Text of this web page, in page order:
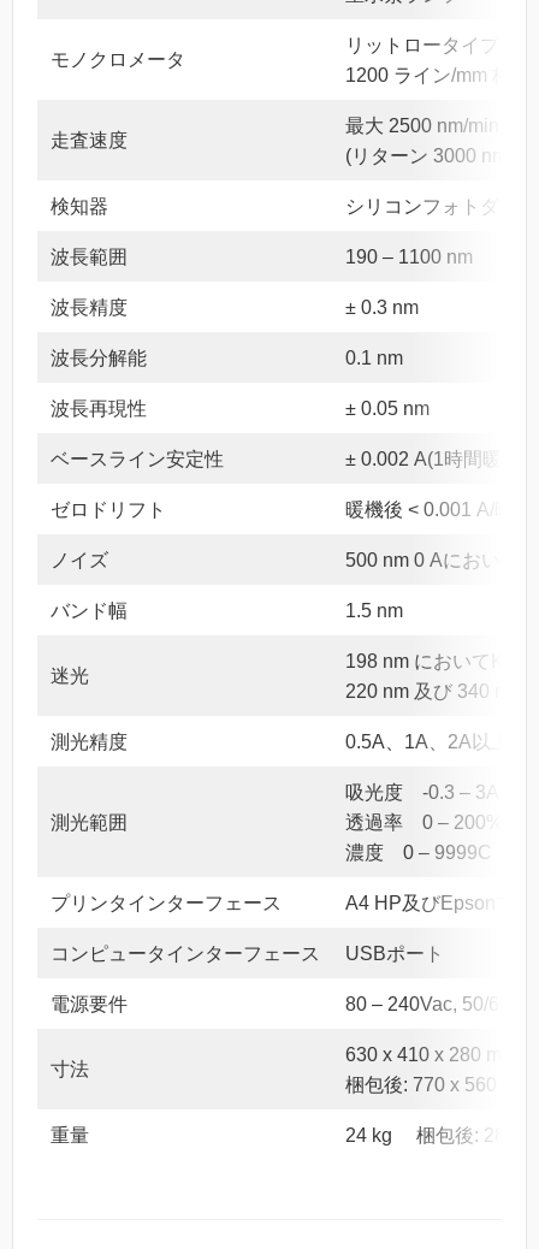
モノクロメータ
リットロータイプ
1200 ライン/mm 格子
走査速度
最大 2500 nm/min
(リターン 3000 nm/
検知器 シリコンフォトダイ
波長範囲 190 – 1100 nm
波長精度 ± 0.3 nm
波長分解能 0.1 nm
波長再現性 ± 0.05 nm
ベースライン安定性 ± 0.002 A(1時間暖機
ゼロドリフト 暖機後 < 0.001 A/時
ノイズ 500 nm 0 Aにおいて±
バンド幅 1.5 nm
迷光
198 nm においてKCI
220 nm 及び 340 nm
測光精度 0.5A、1A、2A以上
測光範囲
吸光度 -0.3 – 3A
透過率 0 – 200%T
濃度 0 – 9999C
プリンタインターフェース A4 HP及びEpsonプ
コンピュータインターフェース USBポート
電源要件 80 – 240Vac, 50/
寸法
630 x 410 x 280 mm
梱包後: 770 x 560 x
重量 24 kg 梱包後: 28 kg